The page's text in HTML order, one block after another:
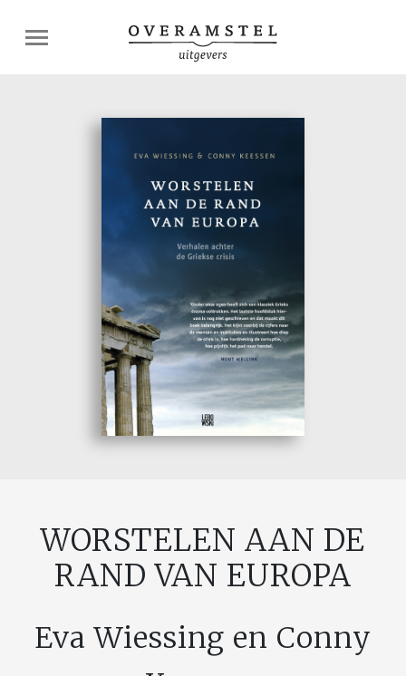
WORSTELEN AAN DE
RAND VAN EUROPA
Eva Wiessing en Conny